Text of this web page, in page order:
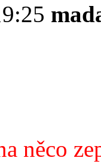
něco